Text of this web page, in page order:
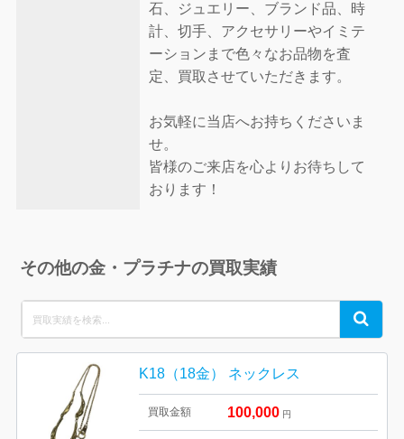
石、ジュエリー、ブランド品、時
計、切手、アクセサリーやイミテ
ーションまで色々なお品物を査
定、買取させていただきます。
お気軽に当店へお持ちくださいま
せ。
皆様のご来店を心よりお待ちして
おります！
その他の金・プラチナの買取実績
for:
Search
K18（18金） ネックレス
買取金額 100,000 円